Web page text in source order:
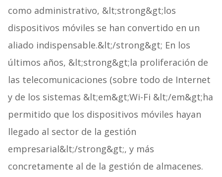
como administrativo, &lt;strong&gt;los
dispositivos móviles se han convertido en un
aliado indispensable.&lt;/strong&gt; En los
últimos años, &lt;strong&gt;la proliferación de
las telecomunicaciones (sobre todo de Internet
y de los sistemas &lt;em&gt;Wi-Fi &lt;/em&gt;ha
permitido que los dispositivos móviles hayan
llegado al sector de la gestión
empresarial&lt;/strong&gt;, y más
concretamente al de la gestión de almacenes.